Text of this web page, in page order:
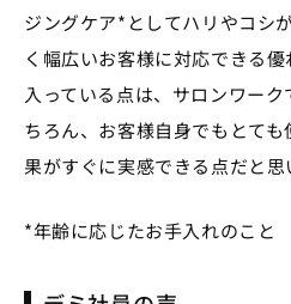
ジングケア*としてハリやコシ
く幅広いお客様に対応できる
入っている点は、サロンワー
ちろん、お客様自身でもとて
果がすぐに実感できる点だと思
*年齢に応じたお手入れのこと